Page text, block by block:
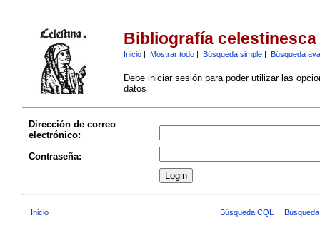
Bibliografía celestinesca
Inicio| Mostrar todo| Búsqueda simple| Búsqueda
Debe iniciar sesión para poder utilizar las
datos
Dirección de correo
electrónico:
Contraseña:
Inicio Búsqueda CQL |